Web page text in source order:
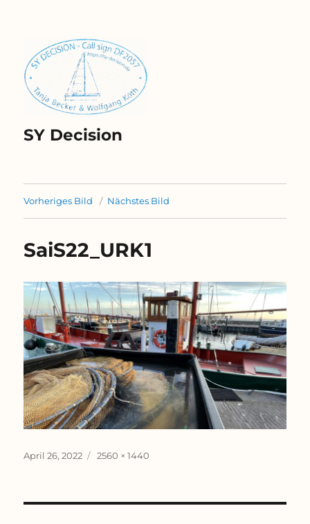
SY Decision
Vorheriges Bild Nächstes Bild
SaiS22_URK1
Veröffentlicht
April 26, 2022 Originalgröße
2560 × 1440